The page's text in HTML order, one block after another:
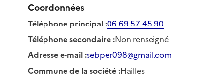
Coordonnées
Téléphone principal:06 69 57 45 90
Téléphone secondaire:Non renseigné
Adresse e-mail:sebper098@gmail.com
Commune de la société:Hailles